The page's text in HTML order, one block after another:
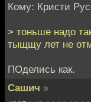
Кому: Кристи
> тоньше надо
тыщщу лет не
ПОделись как.
Сашич »